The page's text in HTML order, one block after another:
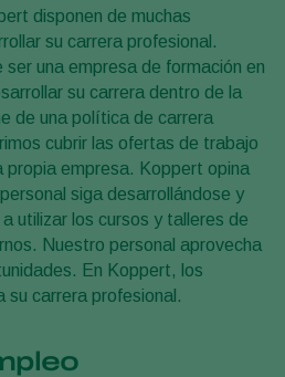
disponen de muchas
su carrera profesional.
una empresa de formación en
su carrera dentro de la
de una política de carrera
cubrir las ofertas de trabajo
propia empresa. Koppert opina
siga desarrollándose y
utilizar los cursos y talleres de
Nuestro personal aprovecha
En Koppert, los
su carrera profesional.